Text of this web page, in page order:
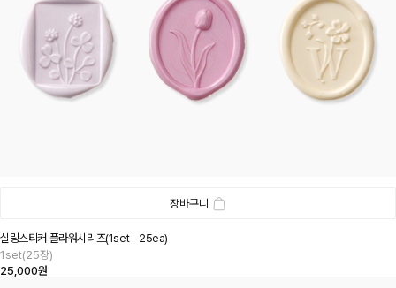
장바구니
실링스티커 플라워시리즈(1set - 25ea)
1set(25장)
25,000원